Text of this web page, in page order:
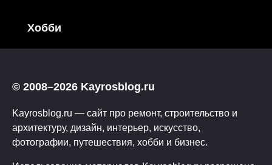
Хобби
© 2008–2026 Kayrosblog.ru
Kayrosblog.ru — сайт про ремонт, строительство и
архитектуру, дизайн, интерьер, искусство,
фотографии, путешествия, хобби и бизнес.